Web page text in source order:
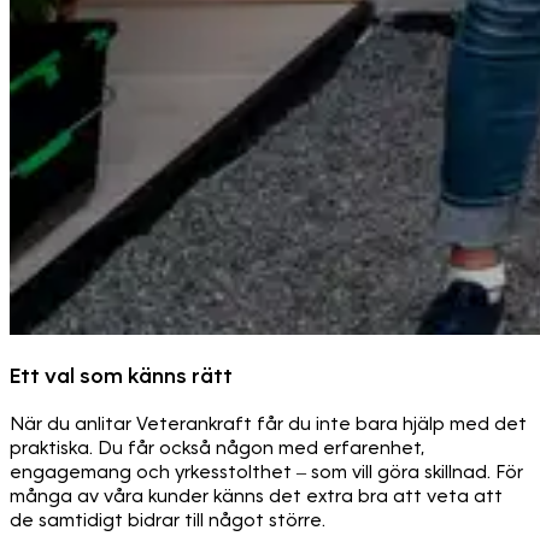
Ett val som känns rätt
När du anlitar Veterankraft får du inte bara hjälp med det
praktiska. Du får också någon med erfarenhet,
engagemang och yrkesstolthet – som vill göra skillnad. För
många av våra kunder känns det extra bra att veta att
de samtidigt bidrar till något större.